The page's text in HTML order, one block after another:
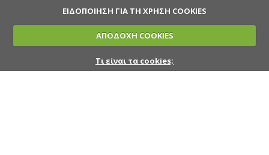
ΕΙΔΟΠΟΙΗΣΗ ΓΙΑ ΤΗ ΧΡΗΣΗ COOKIES
ΑΠΟΔΟΧΗ COOKIES
Τι είναι τα cookies;